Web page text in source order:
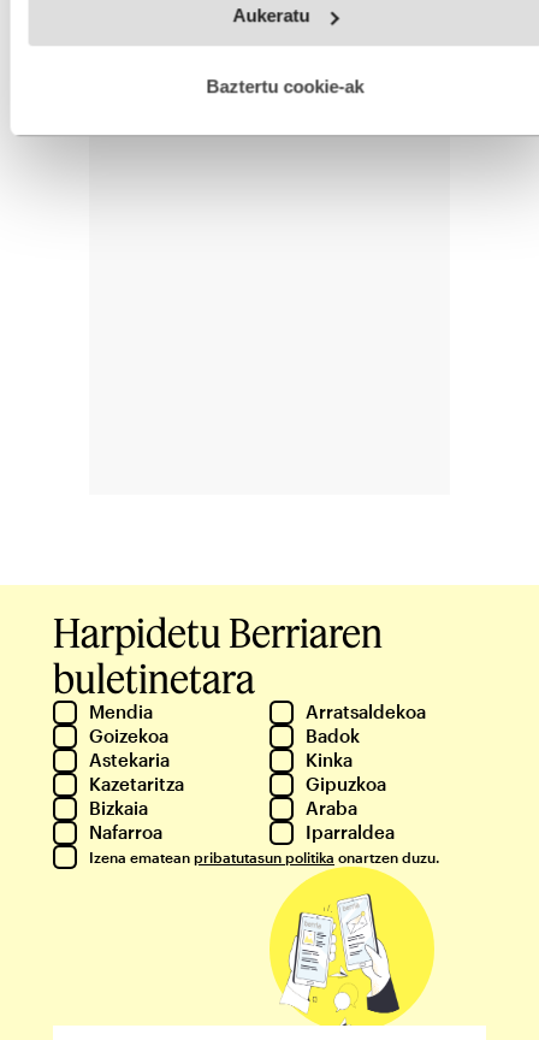
fitxategiak erabiltzen ditu. Zure esperientzia eta zerbitzuak
esplizitua ematen diguzu.Gehiago irakurri
Aukeratu
Baztertu cookie-ak
Harpidetu Berriaren
buletinetara
Mendia
Arratsaldekoa
Goizekoa
Badok
Astekaria
Kinka
Kazetaritza
Gipuzkoa
Bizkaia
Araba
Nafarroa
Iparraldea
Izena ematean pribatutasun politika onartzen duzu.